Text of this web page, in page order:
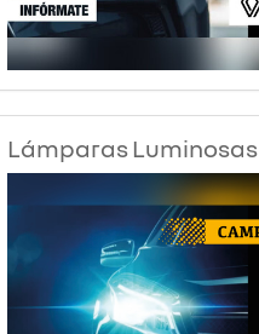
Lámparas Luminosas